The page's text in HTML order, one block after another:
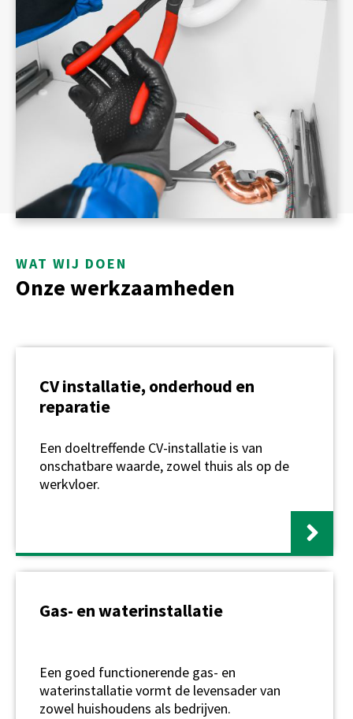
WAT WIJ DOEN
Onze werkzaamheden
CV installatie, onderhoud en
reparatie
Een doeltreffende CV-installatie is van
onschatbare waarde, zowel thuis als op de
werkvloer.
Gas- en waterinstallatie
Een goed functionerende gas- en
waterinstallatie vormt de levensader van
zowel huishoudens als bedrijven.